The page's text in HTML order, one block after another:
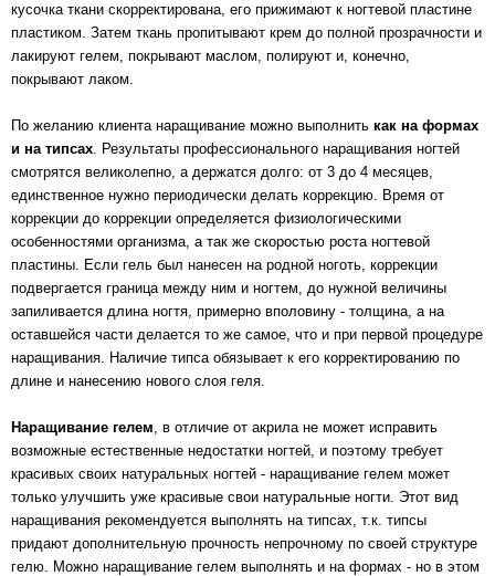
кусочка ткани скорректирована, его прижимают к ногтевой пластине
пластиком. Затем ткань пропитывают крем до полной прозрачности и
лакируют гелем, покрывают маслом, полируют и, конечно,
покрывают лаком.
По желанию клиента наращивание можно выполнить как на формах
и на типсах. Результаты профессионального наращивания ногтей
смотрятся великолепно, а держатся долго: от 3 до 4 месяцев,
единственное нужно периодически делать коррекцию. Время от
коррекции до коррекции определяется физиологическими
особенностями организма, а так же скоростью роста ногтевой
пластины. Если гель был нанесен на родной ноготь, коррекции
подвергается граница между ним и ногтем, до нужной величины
запиливается длина ногтя, примерно вполовину - толщина, а на
оставшейся части делается то же самое, что и при первой процедуре
наращивания. Наличие типса обязывает к его корректированию по
длине и нанесению нового слоя геля.
Наращивание гелем, в отличие от акрила не может исправить
возможные естественные недостатки ногтей, и поэтому требует
красивых своих натуральных ногтей - наращивание гелем может
только улучшить уже красивые свои натуральные ногти. Этот вид
наращивания рекомендуется выполнять на типсах, т.к. типсы
придают дополнительную прочность непрочному по своей структуре
гелю. Можно наращивание гелем выполнять и на формах - но в этом